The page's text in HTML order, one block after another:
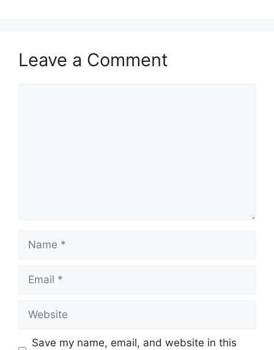
Leave a Comment
Name
Email
Website
Save my name, email, and website in this